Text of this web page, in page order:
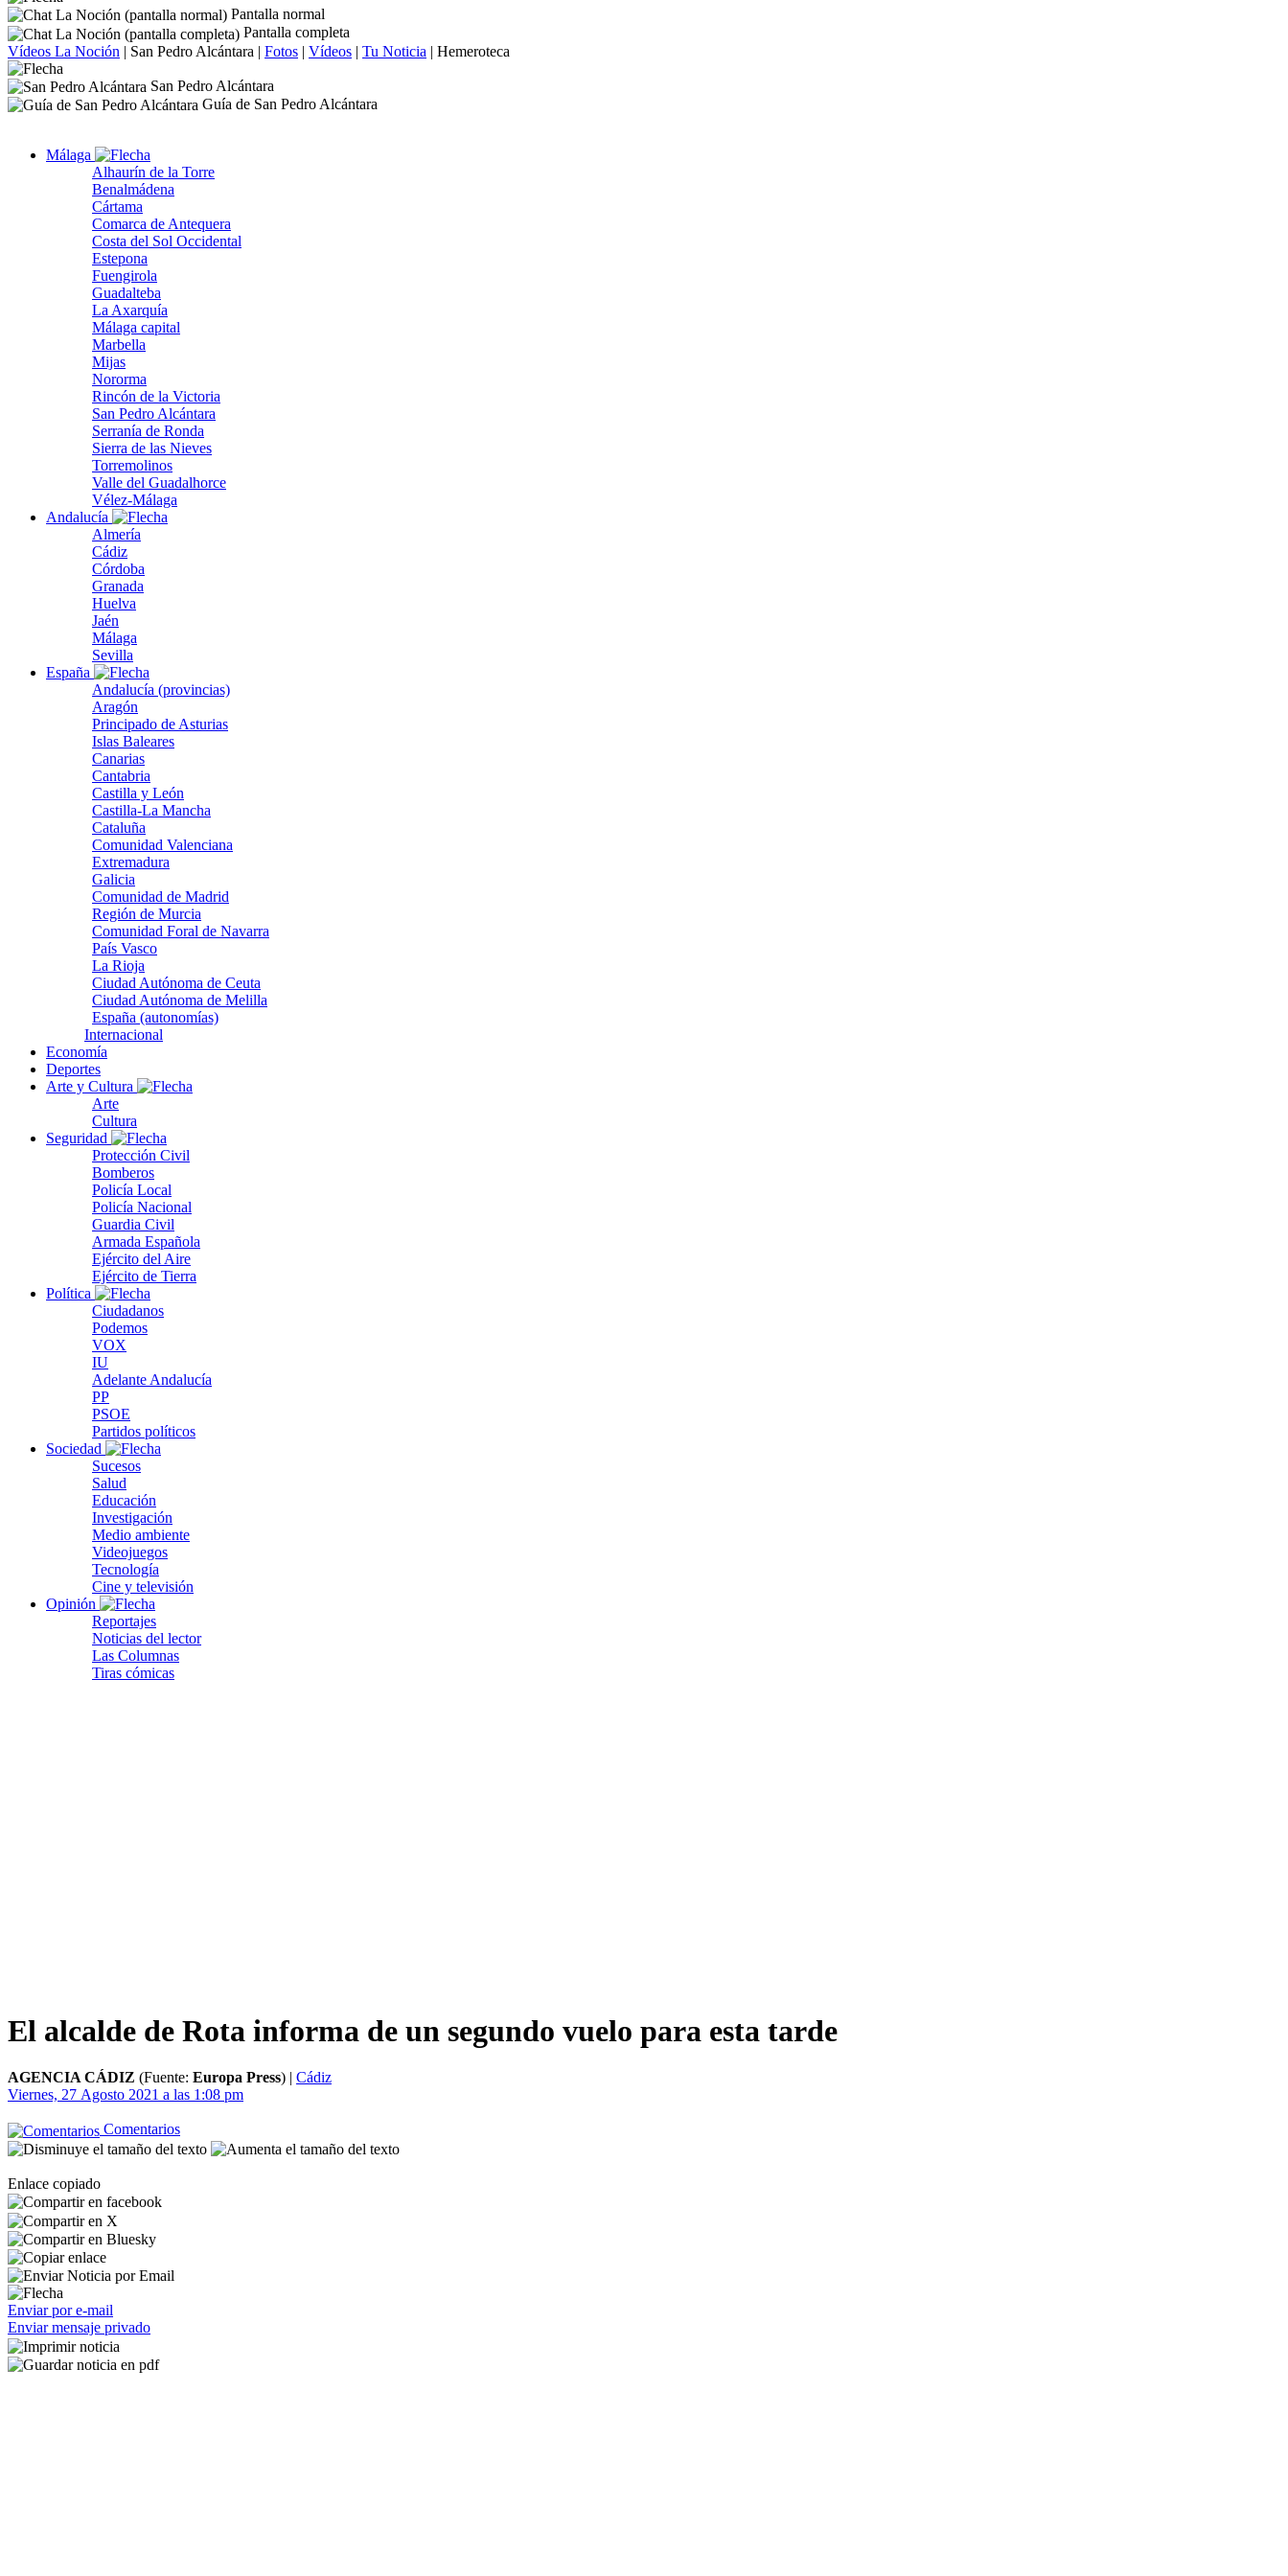
Pantalla normal
Pantalla completa
Vídeos La Noción | San Pedro Alcántara | Fotos | Vídeos | Tu Noticia | Hemeroteca
San Pedro Alcántara
Guía de San Pedro Alcántara
Málaga
Alhaurín de la Torre
Benalmádena
Cártama
Comarca de Antequera
Costa del Sol Occidental
Estepona
Fuengirola
Guadalteba
La Axarquía
Málaga capital
Marbella
Mijas
Nororma
Rincón de la Victoria
San Pedro Alcántara
Serranía de Ronda
Sierra de las Nieves
Torremolinos
Valle del Guadalhorce
Vélez-Málaga
Andalucía
Almería
Cádiz
Córdoba
Granada
Huelva
Jaén
Málaga
Sevilla
España
Andalucía (provincias)
Aragón
Principado de Asturias
Islas Baleares
Canarias
Cantabria
Castilla y León
Castilla-La Mancha
Cataluña
Comunidad Valenciana
Extremadura
Galicia
Comunidad de Madrid
Región de Murcia
Comunidad Foral de Navarra
País Vasco
La Rioja
Ciudad Autónoma de Ceuta
Ciudad Autónoma de Melilla
España (autonomías)
Internacional
Economía
Deportes
Arte y Cultura
Arte
Cultura
Seguridad
Protección Civil
Bomberos
Policía Local
Policía Nacional
Guardia Civil
Armada Española
Ejército del Aire
Ejército de Tierra
Política
Ciudadanos
Podemos
VOX
IU
Adelante Andalucía
PP
PSOE
Partidos políticos
Sociedad
Sucesos
Salud
Educación
Investigación
Medio ambiente
Videojuegos
Tecnología
Cine y televisión
Opinión
Reportajes
Noticias del lector
Las Columnas
Tiras cómicas
El alcalde de Rota informa de un segundo vuelo para esta tarde
AGENCIA CÁDIZ (Fuente: Europa Press) | Cádiz
Viernes, 27 Agosto 2021 a las 1:08 pm
Comentarios
Enlace copiado
Enviar por e-mail
Enviar mensaje privado